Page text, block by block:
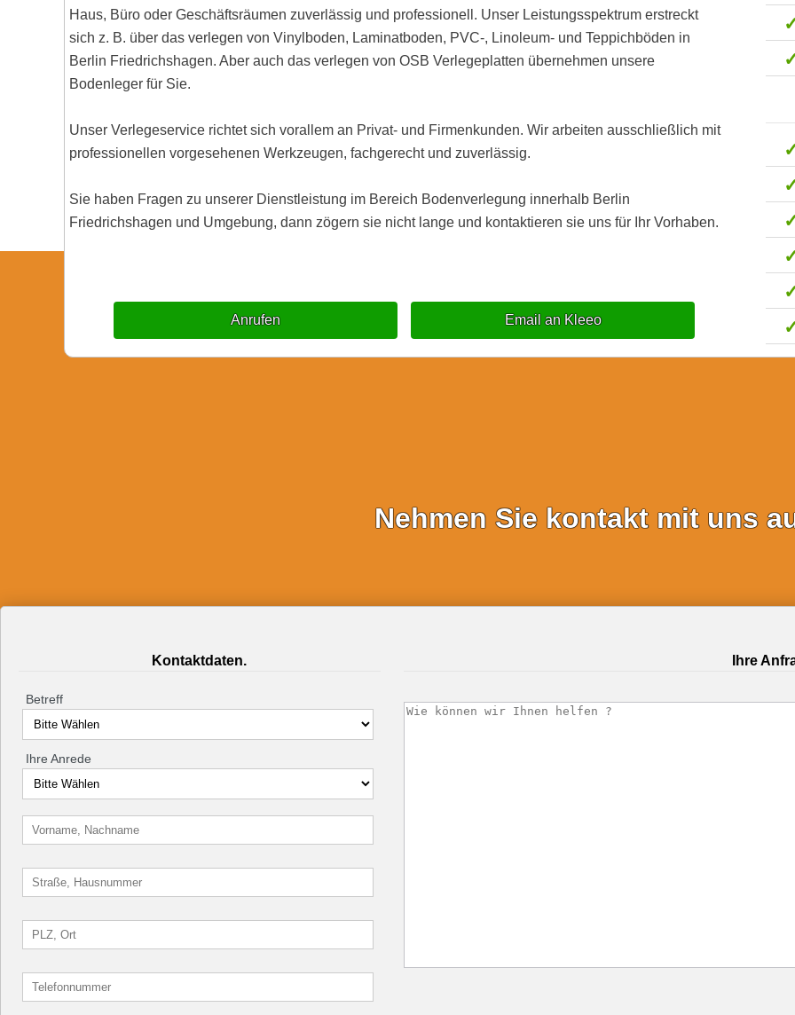
Haus, Büro oder Geschäftsräumen zuverlässig und professionell. Unser Leistungsspektrum erstreckt
sich z. B. über das verlegen von Vinylboden, Laminatboden, PVC-, Linoleum- und Teppichböden in
Berlin Friedrichshagen. Aber auch das verlegen von OSB Verlegeplatten übernehmen unsere
Bodenleger für Sie.
Unser Verlegeservice richtet sich vorallem an Privat- und Firmenkunden. Wir arbeiten ausschließlich mit
professionellen vorgesehenen Werkzeugen, fachgerecht und zuverlässig.
Sie haben Fragen zu unserer Dienstleistung im Bereich Bodenverlegung innerhalb Berlin
Friedrichshagen und Umgebung, dann zögern sie nicht lange und kontaktieren sie uns für Ihr Vorhaben.
Anrufen Email an Kleeo
Nehmen Sie kontakt mit uns
Kontaktdaten.
Betreff
Ihre Anrede
Ihre